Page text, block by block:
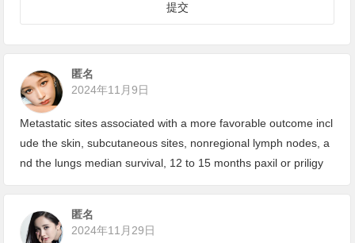
匿名
2024年11月9日
Metastatic sites associated with a more favorable outcome incl
ude the skin, subcutaneous sites, nonregional lymph nodes, a
nd the lungs median survival, 12 to 15 months paxil or priligy
匿名
2024年11月29日